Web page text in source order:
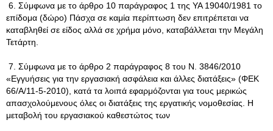
6. Σύμφωνα με το άρθρο 10 παράγραφος 1 της ΥΑ 19040/1981 το
επίδομα (δώρο) Πάσχα σε καμία περίπτωση δεν επιτρέπεται να
καταβληθεί σε είδος αλλά σε χρήμα μόνο, καταβάλλεται την Μεγάλη
Τετάρτη.
7. Σύμφωνα με το άρθρο 2 παράγραφος 8 του Ν. 3846/2010
«Εγγυήσεις για την εργασιακή ασφάλεια και άλλες διατάξεις» (ΦΕΚ
66/Α/11-5-2010), κατά τα λοιπά εφαρμόζονται για τους μερικώς
απασχολούμενους όλες οι διατάξεις της εργατικής νομοθεσίας. Η
μεταβολή του εργασιακού καθεστώτος των